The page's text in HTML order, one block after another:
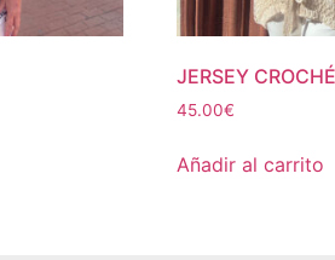
JERSEY
45.00€
Añadir al carrito